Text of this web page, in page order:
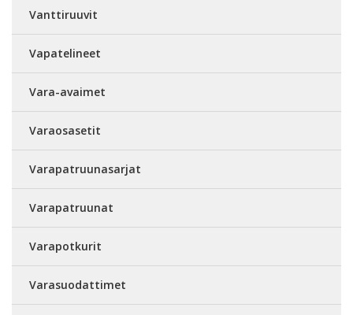
Vanttiruuvit
Vapatelineet
Vara-avaimet
Varaosasetit
Varapatruunasarjat
Varapatruunat
Varapotkurit
Varasuodattimet